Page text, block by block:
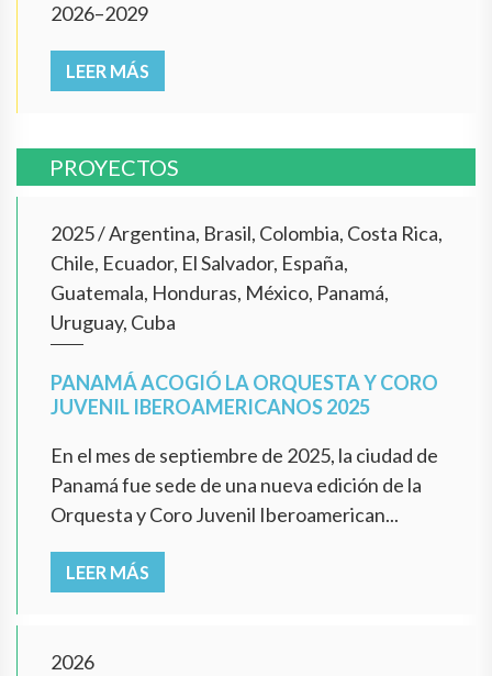
2026–2029
LEER MÁS
PROYECTOS
2025/Argentina, Brasil, Colombia, Costa Rica,
Chile, Ecuador, El Salvador, España,
Guatemala, Honduras, México, Panamá,
Uruguay, Cuba
PANAMÁ ACOGIÓ LA ORQUESTA Y CORO
JUVENIL IBEROAMERICANOS 2025
En el mes de septiembre de 2025, la ciudad de
Panamá fue sede de una nueva edición de la
Orquesta y Coro Juvenil Iberoamerican...
LEER MÁS
2026